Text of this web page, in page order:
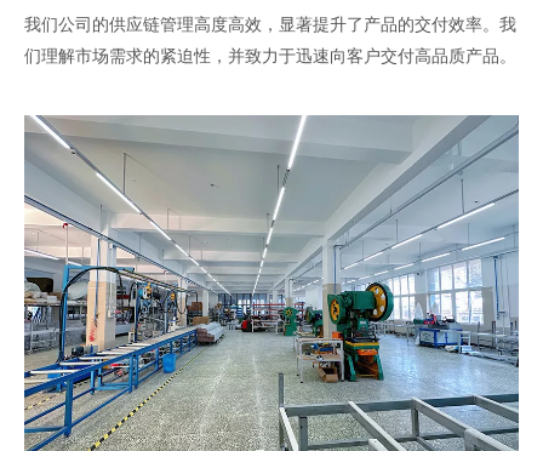
我们公司的供应链管理高度高效，显著提升了产品的交付效率。我
们理解市场需求的紧迫性，并致力于迅速向客户交付高品质产品。